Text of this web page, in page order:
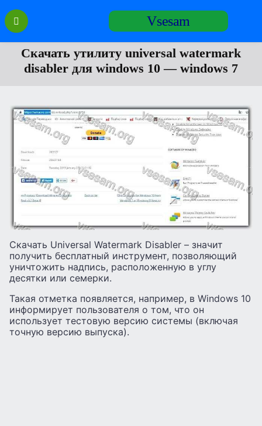
Перейти
содержанию
Vsesam
Скачать утилиту universal watermark
disabler для windows 10 — windows 7
Скачать Universal Watermark Disabler – значит
получить бесплатный инструмент, позволяющий
уничтожить надпись, расположенную в углу
десятки или семерки.
Такая отметка появляется, например, в Windows 10
информирует пользователя о том, что он
использует тестовую версию системы (включая
точную версию выпуска).